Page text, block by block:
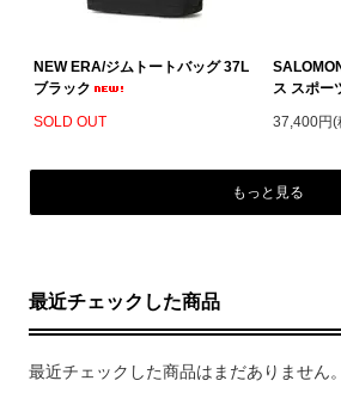
NEW ERA/ジムトートバッグ 37L
ブラック
SOLD OUT
ス スポー
37,400円(
もっと見る
最近チェックした商品
最近チェックした商品はまだありません。